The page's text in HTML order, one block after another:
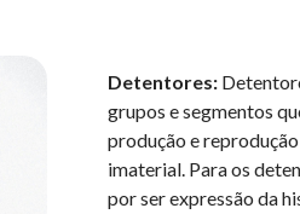
Detentores:
grupos e segmentos
produção e
imaterial. Para os
por ser expressão da